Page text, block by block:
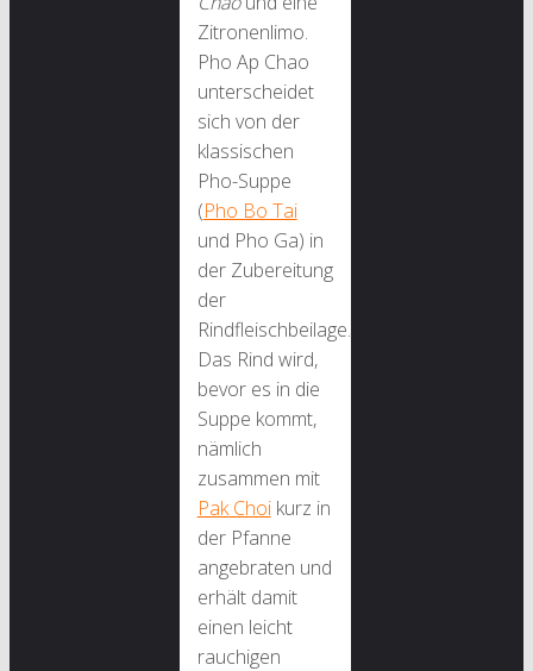
Zitronenlimo.
Pho Ap Chao
unterscheidet
sich von der
klassischen
Pho-Suppe
(Pho Bo Tai
und Pho Ga) in
der Zubereitung
der
Rindfleischbeilage.
Das Rind wird,
bevor es in die
Suppe kommt,
nämlich
zusammen mit
Pak Choikurz in
der Pfanne
angebraten und
erhält damit
einen leicht
rauchigen